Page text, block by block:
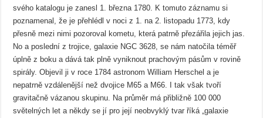
svého katalogu je zanesl 1. března 1780. K tomuto záznamu si
poznamenal, že je přehlédl v noci z 1. na 2. listopadu 1773, kdy
přesně mezi nimi pozoroval kometu, která patrně přezářila jejich jas.
No a poslední z trojice, galaxie NGC 3628, se nám natočila téměř
úplně z boku a dává tak plně vyniknout prachovým pásům v rovině
spirály. Objevil ji v roce 1784 astronom William Herschel a je
nepatrně vzdálenější než dvojice M65 a M66. I tak však tvoří
gravitačně vázanou skupinu. Na průměr má přibližně 100 000
světelných let a někdy se jí pro její neobvyklý tvar říká „galaxie